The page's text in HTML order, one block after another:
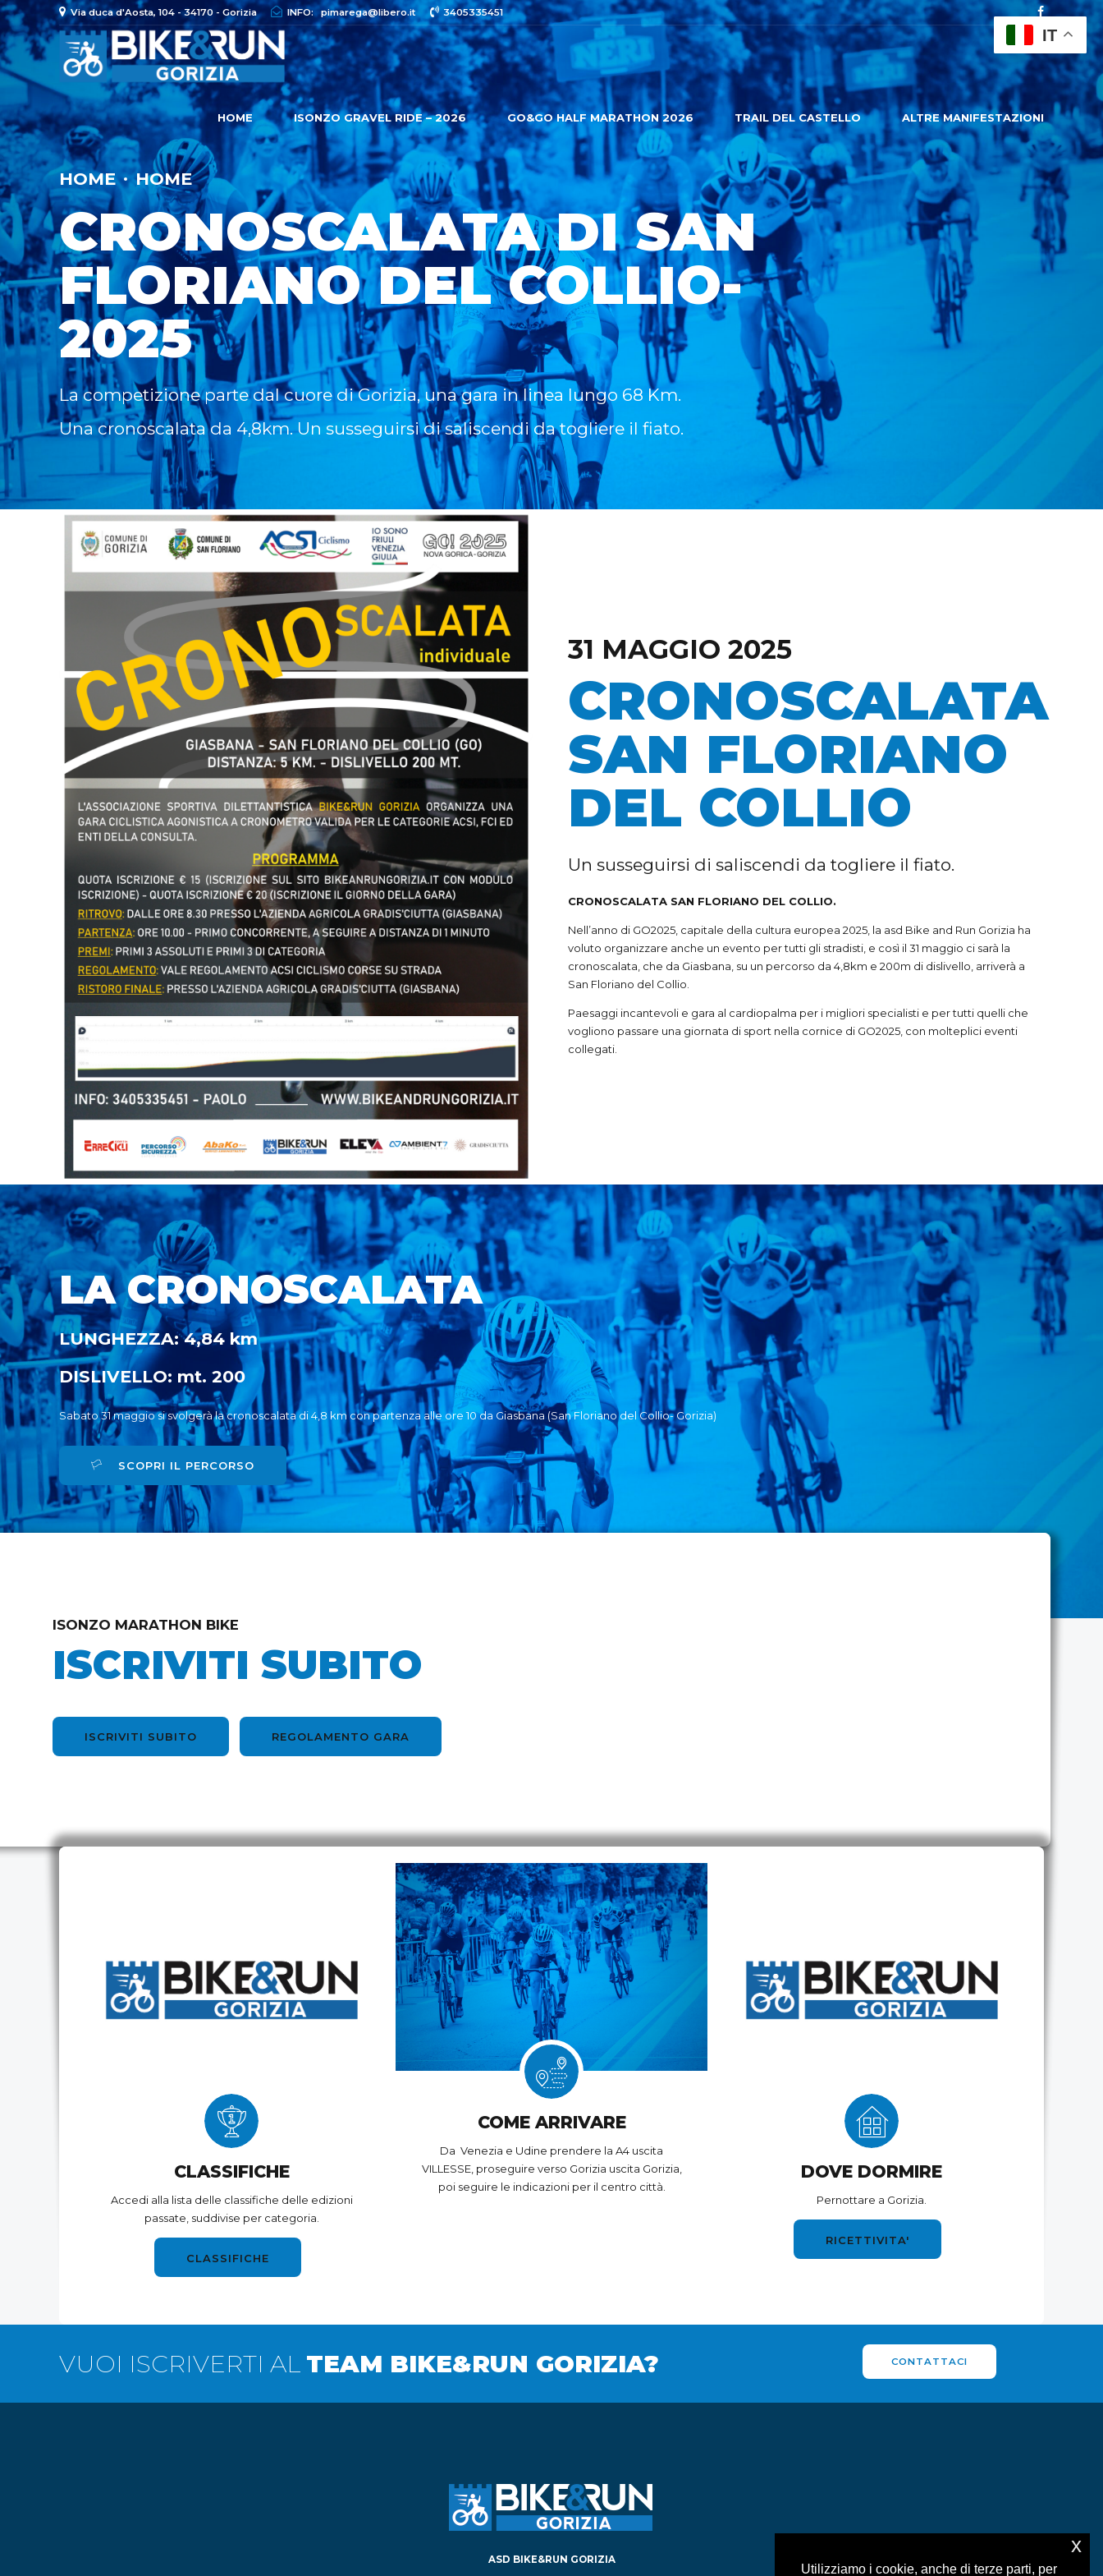
Via duca d'Aosta, 104 - 34170 - Gorizia INFO: pimarega@libero.it 3405335451
HOME ISONZO GRAVEL RIDE – 2026 GO&GO HALF MARATHON 2026 TRAIL DEL CASTELLO ALTRE MANIFESTAZIONI
HOME HOME
CRONOSCALATA DI SAN
FLORIANO DEL COLLIO-
2025
La competizione parte dal cuore di Gorizia, una gara in linea lungo 68 Km.
Una cronoscalata da 4,8km. Un susseguirsi di saliscendi da togliere il fiato.
31 MAGGIO 2025
CRONOSCALATA
SAN FLORIANO
DEL COLLIO
Un susseguirsi di saliscendi da togliere il fiato.
CRONOSCALATA SAN FLORIANO DEL COLLIO.
Nell’anno di GO2025, capitale della cultura europea 2025, la asd Bike and Run Gorizia ha
voluto organizzare anche un evento per tutti gli stradisti, e così il 31 maggio ci sarà la
cronoscalata, che da Giasbana, su un percorso da 4,8km e 200m di dislivello, arriverà a
San Floriano del Collio.
Paesaggi incantevoli e gara al cardiopalma per i migliori specialisti e per tutti quelli che
vogliono passare una giornata di sport nella cornice di GO2025, con molteplici eventi
collegati.
LA CRONOSCALATA
LUNGHEZZA: 4,84 km
DISLIVELLO: mt. 200
Sabato 31 maggio si svolgerà la cronoscalata di 4,8 km con partenza alle ore 10 da Giasbana (San Floriano del Collio- Gorizia)
SCOPRI IL PERCORSO
ISONZO MARATHON BIKE
ISCRIVITI SUBITO
ISCRIVITI SUBITO REGOLAMENTO GARA
CLASSIFICHE
Accedi alla lista delle classifiche delle edizioni
passate, suddivise per categoria.
CLASSIFICHE
COME ARRIVARE
Da Venezia e Udine prendere la A4 uscita
VILLESSE, proseguire verso Gorizia uscita Gorizia,
poi seguire le indicazioni per il centro città.
DOVE DORMIRE
Pernottare a Gorizia.
RICETTIVITA'
VUOI ISCRIVERTI AL TEAM BIKE&RUN GORIZIA? CONTATTACI
ASD BIKE&RUN GORIZIA
IT
Utilizziamo i cookie, anche di terze parti, per
x